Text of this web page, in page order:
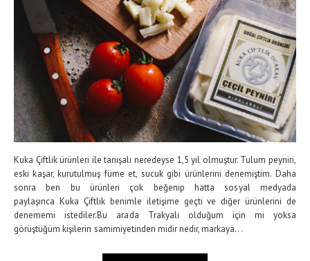
Kuka Çiftlik ürünleri ile tanışalı neredeyse 1,5 yıl olmuştur. Tulum peyniri,
eski kaşar, kurutulmuş füme et, sucuk gibi ürünlerini denemiştim. Daha
sonra ben bu ürünleri çok beğenip hatta sosyal medyada
paylaşınca Kuka Çiftlik benimle iletişime geçti ve diğer ürünlerini de
denememi istediler.Bu arada Trakyalı olduğum için mi yoksa
görüştüğüm kişilerin samimiyetinden midir nedir, markaya...